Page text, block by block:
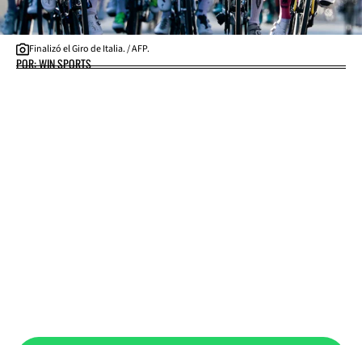
Finalizó el Giro de Italia. / AFP.
POR: WIN SPORTS